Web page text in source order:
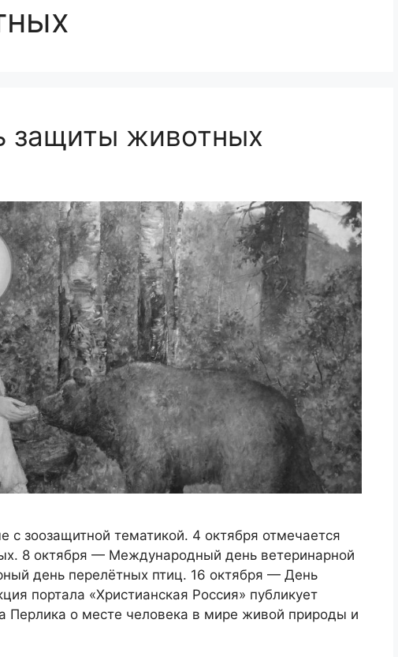
защиты животных
с зоозащитной тематикой. 4 октября отмечается
8 октября — Международный день ветеринарной
день перелётных птиц. 16 октября — День
портала «Христианская Россия» публикует
Перлика о месте человека в мире живой природы и